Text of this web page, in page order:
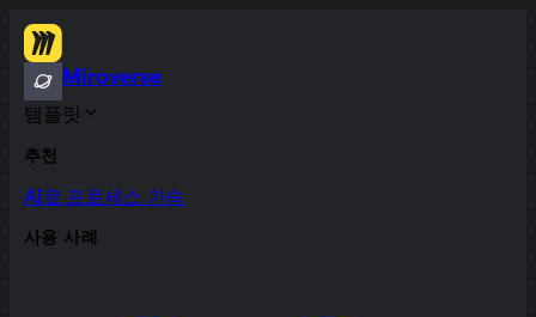
Miroverse
템플릿
추천
AI로 프로세스 가속
사용 사례